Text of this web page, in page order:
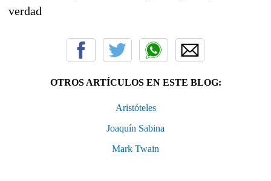
verdad
OTROS ARTÍCULOS EN ESTE BLOG:
Aristóteles
Joaquín Sabina
Mark Twain